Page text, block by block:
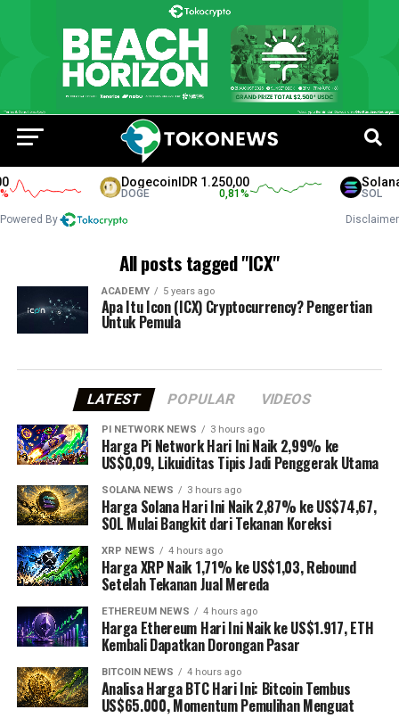
DogecoinIDR 1.250,00
DOGE 0,81%
Solana
SOL
Powered By Disclaimer
All posts tagged "ICX"
ACADEMY 5 years ago
Apa Itu Icon (ICX) Cryptocurrency? Pengertian
Untuk Pemula
LATEST POPULAR VIDEOS
PI NETWORK NEWS 3 hours ago
Harga Pi Network Hari Ini Naik 2,99% ke
US$0,09, Likuiditas Tipis Jadi Penggerak Utama
SOLANA NEWS 3 hours ago
Harga Solana Hari Ini Naik 2,87% ke US$74,67,
SOL Mulai Bangkit dari Tekanan Koreksi
XRP NEWS 4 hours ago
Harga XRP Naik 1,71% ke US$1,03, Rebound
Setelah Tekanan Jual Mereda
ETHEREUM NEWS 4 hours ago
Harga Ethereum Hari Ini Naik ke US$1.917, ETH
Kembali Dapatkan Dorongan Pasar
BITCOIN NEWS 4 hours ago
Analisa Harga BTC Hari Ini: Bitcoin Tembus
US$65.000, Momentum Pemulihan Menguat